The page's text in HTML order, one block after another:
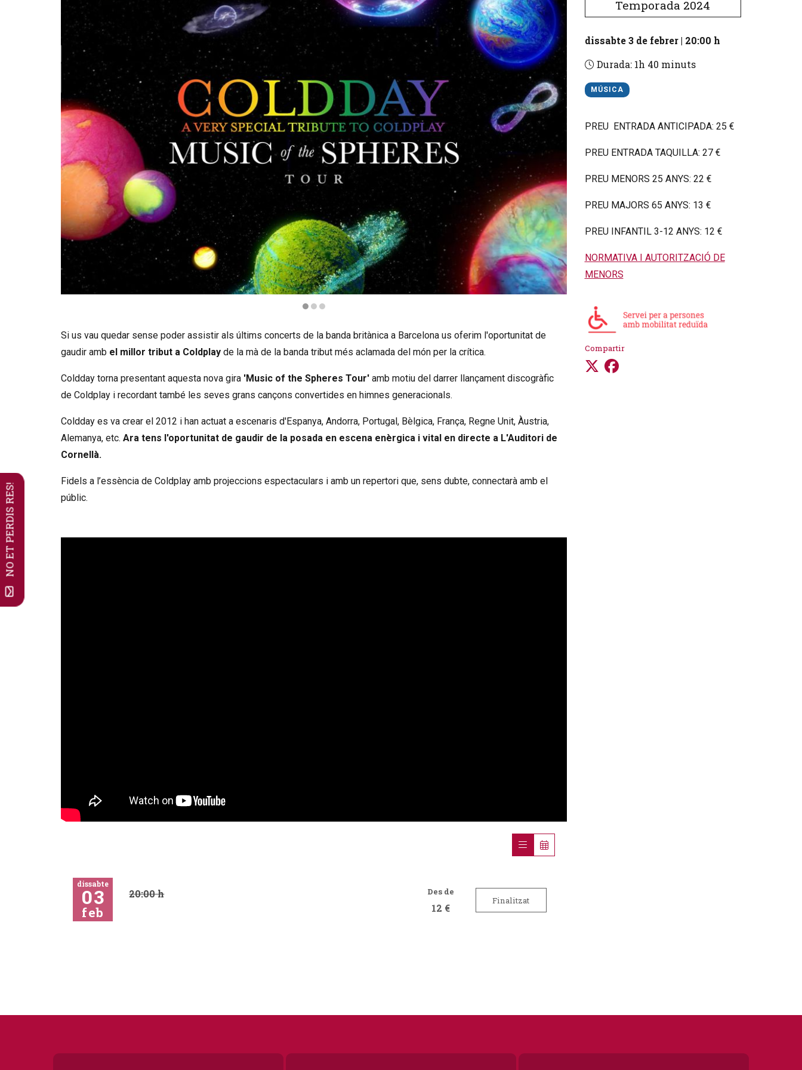
NO ET PERDIS RES!
Temporada 2024
dissabte 3 de febrer| 20:00 h
Durada:1h 40 minuts
MÚSICA
PREU ENTRADA ANTICIPADA: 25 €
PREU ENTRADA TAQUILLA: 27 €
PREU MENORS 25 ANYS: 22 €
PREU MAJORS 65 ANYS: 13 €
PREU INFANTIL 3-12 ANYS: 12 €
NORMATIVA I AUTORITZACIÓ DE
MENORS
Compartir
Si us vau quedar sense poder assistir als últims concerts de la banda britànica a Barcelona us oferim l'oportunitat de
gaudir amb el millor tribut a Coldplay de la mà de la banda tribut més aclamada del món per la crítica.
Coldday torna presentant aquesta nova gira 'Music of the Spheres Tour' amb motiu del darrer llançament discogràfic
de Coldplay i recordant també les seves grans cançons convertides en himnes generacionals.
Coldday es va crear el 2012 i han actuat a escenaris d'Espanya, Andorra, Portugal, Bèlgica, França, Regne Unit, Àustria,
Alemanya, etc. Ara tens l'oportunitat de gaudir de la posada en escena enèrgica i vital en directe a L'Auditori de
Cornellà.
Fidels a l’essència de Coldplay amb projeccions espectaculars i amb un repertori que, sens dubte, connectarà amb el
públic.
dissabte
03
feb
20:00 h Des de
12 €
Finalitzat